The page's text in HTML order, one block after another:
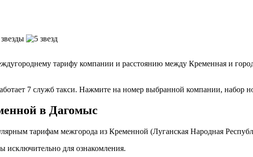
тарифу компании и расстоянию между Кременная и
7 служб такси. Нажмите на номер выбранной компании, набор
в Дагомыс
тарифам межгорода из Кременной (Луганская Народная
исключительно для ознакомления.